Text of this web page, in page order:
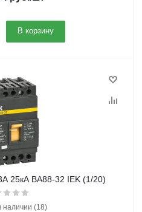
В корзину
25кА ВА88-32 IEK (1/20)
наличии (18)